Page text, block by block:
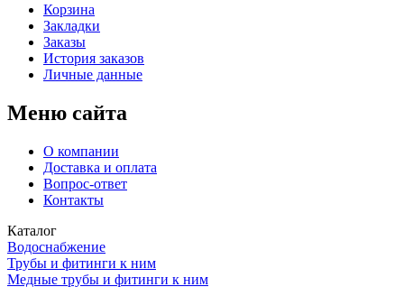
Корзина
Закладки
Заказы
История заказов
Личные данные
Меню сайта
О компании
Доставка и оплата
Вопрос-ответ
Контакты
Каталог
Водоснабжение
Трубы и фитинги к ним
Медные трубы и фитинги к ним